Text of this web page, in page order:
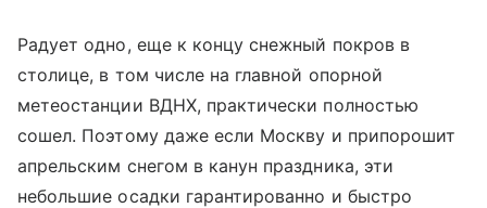
Радует одно, еще к концу снежный покров в
столице, в том числе на главной опорной
метеостанции ВДНХ, практически полностью
сошел. Поэтому даже если Москву и припорошит
апрельским снегом в канун праздника, эти
небольшие осадки гарантированно и быстро